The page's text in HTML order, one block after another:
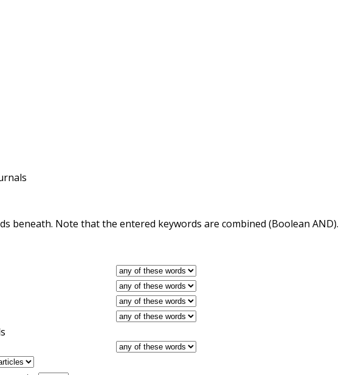
beneath. Note that the entered keywords are combined (Boolean AND).